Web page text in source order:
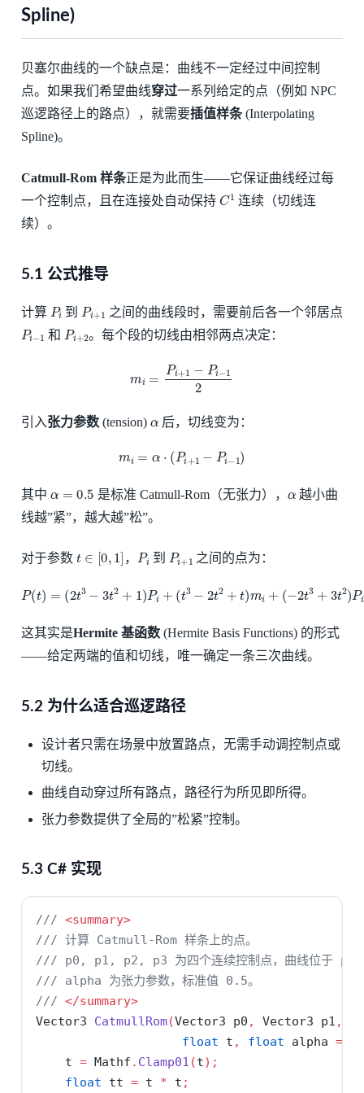
Spline)
贝塞尔曲线的一个缺点是：曲线不一定经过中间控制
点。如果我们希望曲线穿过一系列给定的点（例如 NPC
巡逻路径上的路点），就需要插值样条(Interpolating
Spline)。
Catmull-Rom 样条正是为此而生——它保证曲线经过每
一个控制点，且在连接处自动保持 C1 连续（切线连
续）。
5.1 公式推导
计算 Pi 到 Pi 之间的曲线段时，需要前后各一个邻居点
Pi 和 Pi 。每个段的切线由相邻两点决定：
i+ −1
引入张力参数(tension) 后，切线变为：
α⋅ P i+ −1
其中 0.5 是标准 Catmull-Rom（无张力），
越小曲
线越”紧”，越大越”松”。
对于参数 t∈ 0, 1] ， Pi到 Pi 之间的点为：
P (t 2t 3− t2 + ) Pi +(t − 2 t2 )mi + −2 + t2 P i+ 1 +
(t3 − 2 )m +1
这其实是Hermite 基函数(Hermite Basis Functions) 的形式
——给定两端的值和切线，唯一确定一条三次曲线。
5.2 为什么适合巡逻路径
设计者只需在场景中放置路点，无需手动调控制点或
切线。
曲线自动穿过所有路点，路径行为所见即所得。
张力参数提供了全局的”松紧”控制。
5.3 C# 实现
/// <summary>
/// 计算 Catmull-Rom 样条上的点。
/// p0, p1, p2, p3 为四个连续控制点，曲线位于 p1
/// alpha 为张力参数，标准值 0.5。
/// </summary>
Vector3 CatmullRom(Vector3 p0 , Vector3 p1 ,
float t , float alpha =
    t
= Mathf . Clamp01 (t);
float tt = t * t ;